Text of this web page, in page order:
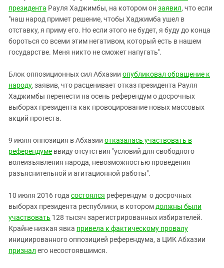
президента Рауля Хаджимбы, на котором он заявил, что если
"наш народ примет решение, чтобы Хаджимба ушел в
отставку, я приму его. Но если этого не будет, я буду до конца
бороться со всеми этим негативом, который есть в нашем
государстве. Меня никто не сможет напугать".
Блок оппозиционных сил Абхазии опубликовал обращение к
народу, заявив, что расценивает отказ президента Рауля
Хаджимбы перенести на осень референдум о досрочных
выборах президента как провоцирование новых массовых
акций протеста.
9 июля оппозиция в Абхазии отказалась участвовать в
референдуме ввиду отсутствия "условий для свободного
волеизъявления народа, невозможностью проведения
разъяснительной и агитационной работы".
10 июля 2016 года состоялся референдум о досрочных
выборах президента республики, в котором должны были
участвовать 128 тысяч зарегистрированных избирателей.
Крайне низкая явка привела к фактическому провалу
инициированного оппозицией референдума, а ЦИК Абхазии
признал его несостоявшимся.